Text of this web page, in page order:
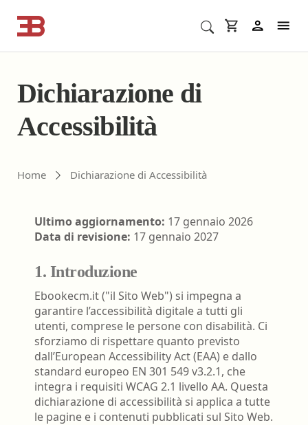
Cerca corsi ECM o altro
Dichiarazione di
Accessibilità
Home Dichiarazione di Accessibilità
Ultimo aggiornamento: 17 gennaio 2026
Data di revisione: 17 gennaio 2027
1. Introduzione
Ebookecm.it ("il Sito Web") si impegna a
garantire l’accessibilità digitale a tutti gli
utenti, comprese le persone con disabilità. Ci
sforziamo di rispettare quanto previsto
dall’European Accessibility Act (EAA) e dallo
standard europeo EN 301 549 v3.2.1, che
integra i requisiti WCAG 2.1 livello AA. Questa
dichiarazione di accessibilità si applica a tutte
le pagine e i contenuti pubblicati sul Sito Web.